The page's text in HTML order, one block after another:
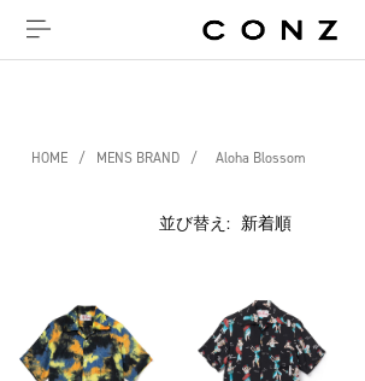
HOME / MENS BRAND / Aloha Blossom
並び替え: